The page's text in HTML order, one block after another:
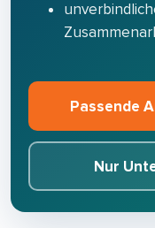
Passende
Nur